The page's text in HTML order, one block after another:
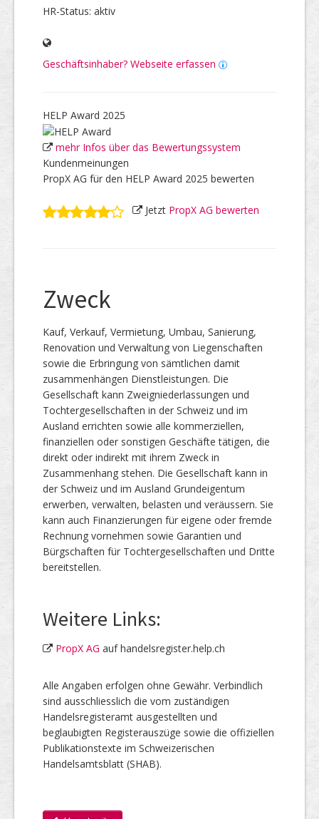
HR-Status: aktiv
Geschäftsinhaber? Webseite erfassen
HELP Award 2025
mehr Infos über das Bewertungssystem
Kundenmeinungen
PropX AG für den HELP Award 2025 bewerten
Jetzt PropX AG bewerten
Zweck
Kauf, Verkauf, Vermietung, Umbau, Sanierung,
Renovation und Verwaltung von Liegenschaften
sowie die Erbringung von sämtlichen damit
zusammenhängen Dienstleistungen. Die
Gesellschaft kann Zweigniederlassungen und
Tochtergesellschaften in der Schweiz und im
Ausland errichten sowie alle kommerziellen,
finanziellen oder sonstigen Geschäfte tätigen, die
direkt oder indirekt mit ihrem Zweck in
Zusammenhang stehen. Die Gesellschaft kann in
der Schweiz und im Ausland Grundeigentum
erwerben, verwalten, belasten und veräussern. Sie
kann auch Finanzierungen für eigene oder fremde
Rechnung vornehmen sowie Garantien und
Bürgschaften für Tochtergesellschaften und Dritte
bereitstellen.
Weitere Links:
PropX AG auf handelsregister.help.ch
Alle Angaben erfolgen ohne Gewähr. Verbindlich
sind ausschliesslich die vom zuständigen
Handelsregisteramt ausgestellten und
beglaubigten Registerauszüge sowie die offiziellen
Publikationstexte im Schweizerischen
Handelsamtsblatt (SHAB).